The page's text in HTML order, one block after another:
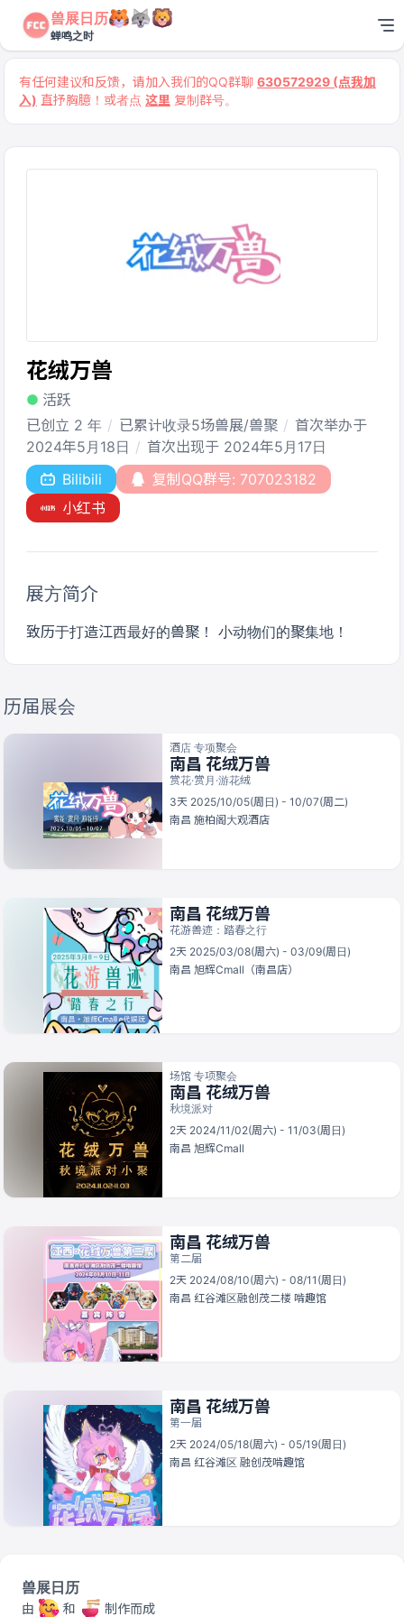
兽展日历
蝉鸣之时
有任何建议和反馈，请加入我们的QQ群聊 630572929 (点我加
入) 直抒胸臆！或者点 这里 复制群号。
花绒万兽
活跃
已创立 2 年
已累计收录5场兽展/兽聚
首次举办于
2024年5月18日
首次出现于 2024年5月17日
Bilibili
复制QQ群号: 707023182
小红书
展方简介
致历于打造江西最好的兽聚！ 小动物们的聚集地！
历届展会
酒店 专项聚会
南昌 花绒万兽
赏花·赏月·游花绒
3天 2025/10/05(周日) - 10/07(周二)
南昌 施柏阁大观酒店
南昌 花绒万兽
花游兽迹：踏春之行
2天 2025/03/08(周六) - 03/09(周日)
南昌 旭辉Cmall（南昌店）
场馆 专项聚会
南昌 花绒万兽
秋境派对
2天 2024/11/02(周六) - 11/03(周日)
南昌 旭辉Cmall
南昌 花绒万兽
第二届
2天 2024/08/10(周六) - 08/11(周日)
南昌 红谷滩区融创茂二楼 啃趣馆
南昌 花绒万兽
第一届
2天 2024/05/18(周六) - 05/19(周日)
南昌 红谷滩区 融创茂啃趣馆
兽展日历
由 和 制作而成